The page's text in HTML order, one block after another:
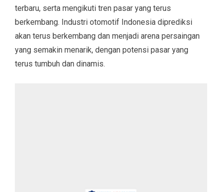
terbaru, serta mengikuti tren pasar yang terus
berkembang. Industri otomotif Indonesia diprediksi
akan terus berkembang dan menjadi arena persaingan
yang semakin menarik, dengan potensi pasar yang
terus tumbuh dan dinamis.